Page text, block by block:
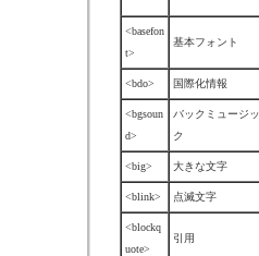
<basefon
t>
基本フォント
<bdo> 国際化情報
<bgsoun
d>
バックミュージッ
ク
<big> 大きな文字
<blink> 点滅文字
<blockq
uote>
引用